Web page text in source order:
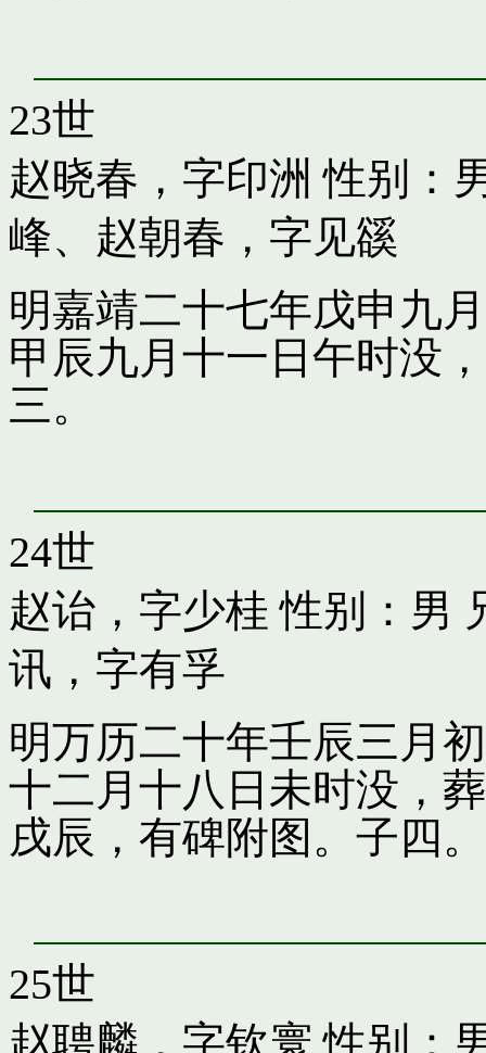
23世
赵晓春，字印洲 性别：
峰、 赵朝春，字见豀
明嘉靖二十七年戊申九
甲辰九月十一日午时没
三。
24世
赵诒，字少桂 性别：男
讯，字有孚
明万历二十年壬辰三月
十二月十八日未时没，
戌辰，有碑附图。子四。
25世
赵聘麟，字钦寰 性别：